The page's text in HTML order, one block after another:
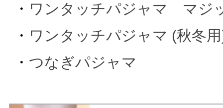
・ ワンタッチパジャマ マジ
・ ワンタッチパジャマ (秋冬
・ つなぎパジャマ